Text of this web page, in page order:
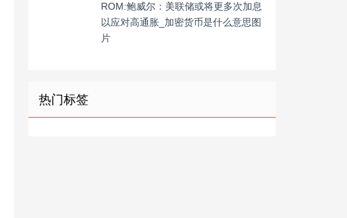
ROM:鲍威尔：美联储或将更多次加息
以应对高通胀_加密货币是什么意思图
片
热门标签